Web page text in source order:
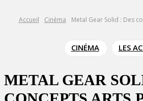
Accueil Cinéma Metal Gear Solid : Des
CINÉMA LES
METAL GEAR